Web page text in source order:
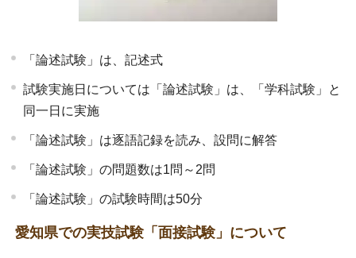
「論述試験」は、記述式
試験実施日については「論述試験」は、「学科試験」と
同一日に実施
「論述試験」は逐語記録を読み、設問に解答
「論述試験」の問題数は1問～2問
「論述試験」の試験時間は50分
愛知県での実技試験「面接試験」について